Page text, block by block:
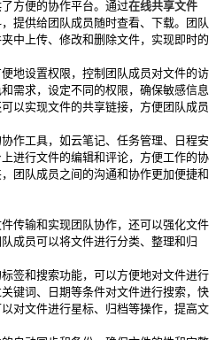
方便的协作平台。通过在线共享文件
提供给团队成员随时查看、下载。团队
中上传、修改和删除文件，实现即时的
地设置权限，控制团队成员对文件的访
需求，设定不同的权限，确保敏感信息
以实现文件的共享链接，方便团队成员
作工具，如云笔记、任务管理、日程安
进行文件的编辑和评论，方便工作的协
团队成员之间的沟通和协作更加便捷和
传输和实现团队协作，还可以强化文件
成员可以将文件进行分类、整理和归
签和搜索功能，可以方便地对文件进行
键词、日期等条件对文件进行搜索，快
对文件进行星标、归档等操作，提高文